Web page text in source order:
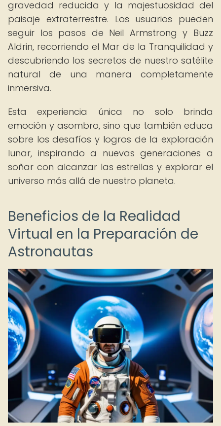
gravedad reducida y la majestuosidad del
paisaje extraterrestre. Los usuarios pueden
seguir los pasos de Neil Armstrong y Buzz
Aldrin, recorriendo el Mar de la Tranquilidad y
descubriendo los secretos de nuestro satélite
natural de una manera completamente
inmersiva.
Esta experiencia única no solo brinda
emoción y asombro, sino que también educa
sobre los desafíos y logros de la exploración
lunar, inspirando a nuevas generaciones a
soñar con alcanzar las estrellas y explorar el
universo más allá de nuestro planeta.
Beneficios de la Realidad
Virtual en la Preparación de
Astronautas